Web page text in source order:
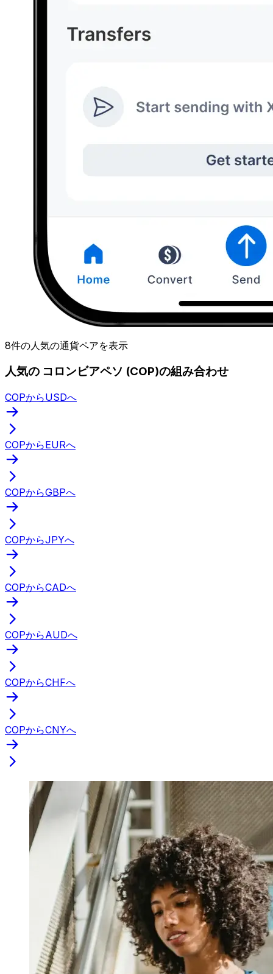
8件の人気の通貨ペアを表示
人気の コロンビアペソ (COP)の組み合わせ
COPからUSDへ
COPからEURへ
COPからGBPへ
COPからJPYへ
COPからCADへ
COPからAUDへ
COPからCHFへ
COPからCNYへ